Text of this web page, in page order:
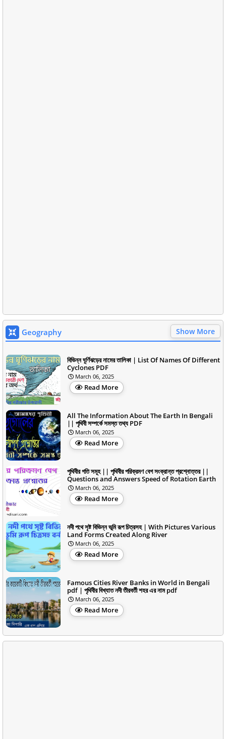
Geography Show More
বিভিন্ন ঘূর্ণিঝড়ের নামের তালিকা | List Of Names Of Different
Cyclones PDF
March 06, 2025
Read More
All The Information About The Earth In Bengali
|| পৃথিবী সম্পর্কে সমস্ত তথ্য PDF
March 06, 2025
Read More
পৃথিবীর গতি সমূহ || পৃথিবীর পরিক্রমণ বেগ সংক্রান্ত প্রশ্নোত্তর ||
Questions and Answers Speed of Rotation Earth
March 06, 2025
Read More
নদী পথে সৃষ্ট বিভিন্ন ভূমি রূপ চিত্রসহ | With Pictures Various
Land Forms Created Along River
March 06, 2025
Read More
Famous Cities River Banks in World in Bengali
pdf | পৃথিবীর বিখ্যাত নদী তীরবর্তী শহর এর নাম pdf
March 06, 2025
Read More